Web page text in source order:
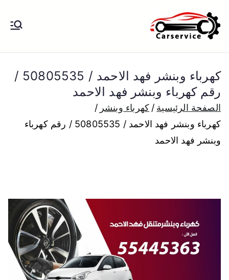
إلى
المحتوى
الكويت
بنشر متنقل الكويت كهرباء وبنشر تبديل
بارخص الاسعار
كهرباء وبنشر فهد الاحمد / 50805535 /
رقم كهرباء وبنشر فهد الاحمد
الصفحة الرئيسية
كهرباء وبنشر
كهرباء وبنشر فهد الاحمد / 50805535 / رقم كهرباء
وبنشر فهد الاحمد